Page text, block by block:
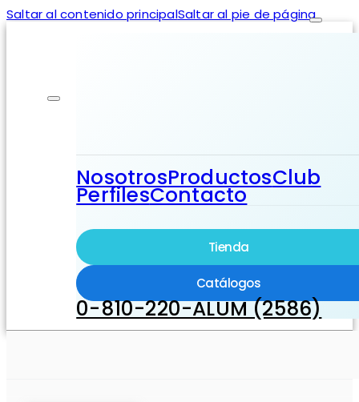
Saltar al contenido principalSaltar al pie de página
NosotrosProductosClub
PerfilesContacto
Tienda
Catálogos
0-810-220-ALUM (2586)